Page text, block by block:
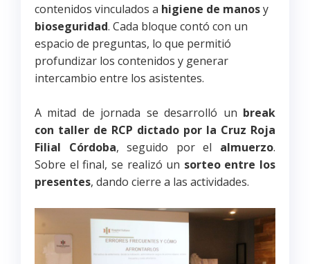
contenidos vinculados a higiene de manosy
bioseguridad. Cada bloque contó con un
espacio de preguntas, lo que permitió
profundizar los contenidos y generar
intercambio entre los asistentes.
A mitad de jornada se desarrolló un break
con taller de RCP dictado por la Cruz Roja
Filial Córdoba, seguido por el almuerzo.
Sobre el final, se realizó un sorteo entre los
presentes, dando cierre a las actividades.